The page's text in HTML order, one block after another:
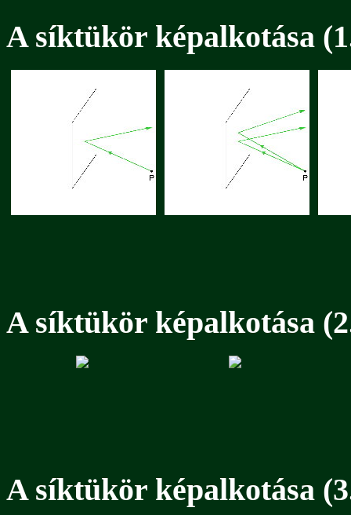
A síktükör képalkotása
A síktükör képalkotása
A síktükör képalkotása